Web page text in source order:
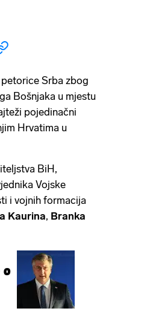
Srba zbog
Bošnjaka u mjestu
pojedinačni
Hrvatima u
BiH,
Vojske
i vojnih formacija
Kaurina, Branka
o